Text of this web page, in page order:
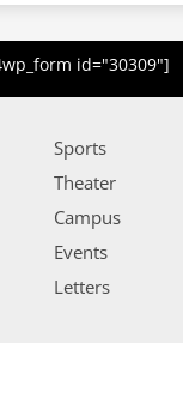
id="30309"]
Sports
Theater
Campus
Events
Letters